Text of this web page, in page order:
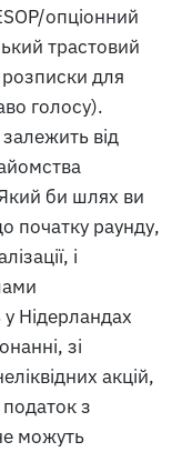
опціонний
трастовий
для
голосу).
від
би шлях ви
початку раунду,
і
Нідерландах
зі
акцій,
з
можуть